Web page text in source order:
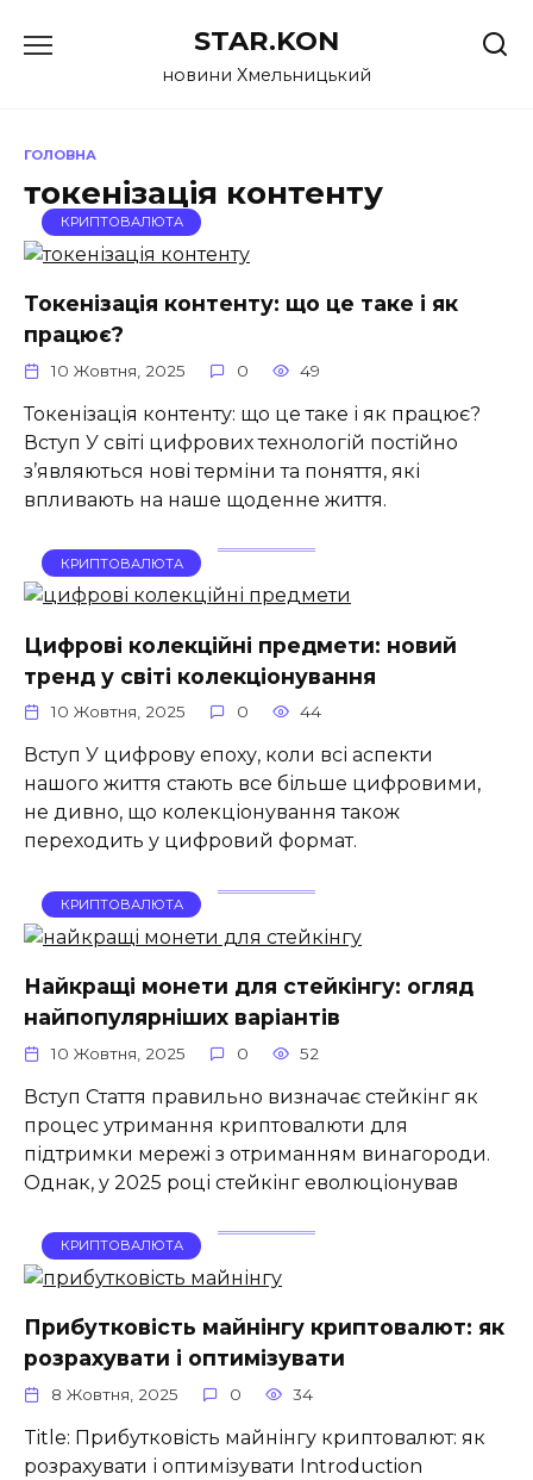
до
STAR.KON
новини Хмельницький
ГОЛОВНА
токенізація контенту
КРИПТОВАЛЮТА
Токенізація контенту: що це таке і як
працює?
10 Жовтня, 2025 0 49
Токенізація контенту: що це таке і як працює?
Вступ У світі цифрових технологій постійно
з’являються нові терміни та поняття, які
впливають на наше щоденне життя.
КРИПТОВАЛЮТА
Цифрові колекційні предмети: новий
тренд у світі колекціонування
10 Жовтня, 2025 0 44
Вступ У цифрову епоху, коли всі аспекти
нашого життя стають все більше цифровими,
не дивно, що колекціонування також
переходить у цифровий формат.
КРИПТОВАЛЮТА
Найкращі монети для стейкінгу: огляд
найпопулярніших варіантів
10 Жовтня, 2025 0 52
Вступ Стаття правильно визначає стейкінг як
процес утримання криптовалюти для
підтримки мережі з отриманням винагороди.
Однак, у 2025 році стейкінг еволюціонував
КРИПТОВАЛЮТА
Прибутковість майнінгу криптовалют: як
розрахувати і оптимізувати
8 Жовтня, 2025 0 34
Title: Прибутковість майнінгу криптовалют: як
розрахувати і оптимізувати Introduction